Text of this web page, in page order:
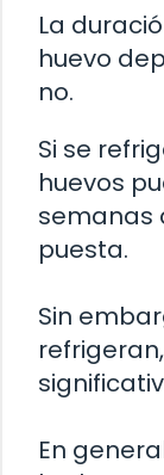
La
huevo
no.
Si se
huevos
semanas
puesta.
Sin
En